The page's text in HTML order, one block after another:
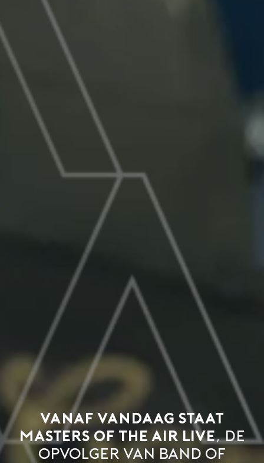
Vanaf vandaag staat
Masters Of The Air live, de
opvolger van Band of